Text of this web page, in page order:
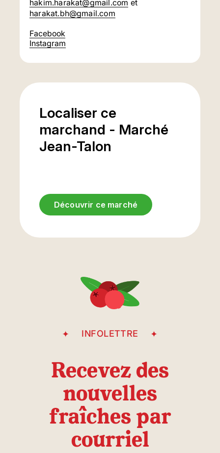
hakim.harakat@gmail.com et
harakat.bh@gmail.com
Facebook
Instagram
Localiser ce
marchand - Marché
Jean-Talon
Avenue Casgrain
Découvrir ce marché
INFOLETTRE
Recevez des
nouvelles
fraîches par
courriel